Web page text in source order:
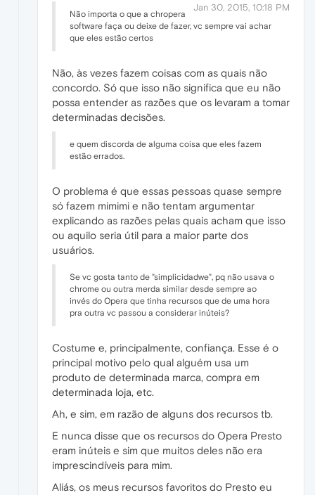
Jan 30, 2015, 10:18 PM
Não importa o que a chropera
software faça ou deixe de fazer, vc sempre vai achar
que eles estão certos
Não, às vezes fazem coisas com as quais não
concordo. Só que isso não significa que eu não
possa entender as razões que os levaram a tomar
determinadas decisões.
e quem discorda de alguma coisa que eles fazem
estão errados.
O problema é que essas pessoas quase sempre
só fazem mimimi e não tentam argumentar
explicando as razões pelas quais acham que isso
ou aquilo seria útil para a maior parte dos
usuários.
Se vc gosta tanto de "simplicidadwe", pq não usava o
chrome ou outra merda similar desde sempre ao
invés do Opera que tinha recursos que de uma hora
pra outra vc passou a considerar inúteis?
Costume e, principalmente, confiança. Esse é o
principal motivo pelo qual alguém usa um
produto de determinada marca, compra em
determinada loja, etc.
Ah, e sim, em razão de alguns dos recursos tb.
E nunca disse que os recursos do Opera Presto
eram inúteis e sim que muitos deles não era
imprescindíveis para mim.
Aliás, os meus recursos favoritos do Presto eu